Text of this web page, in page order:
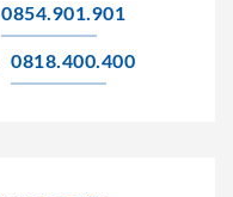
0854.901.901
0818.400.400